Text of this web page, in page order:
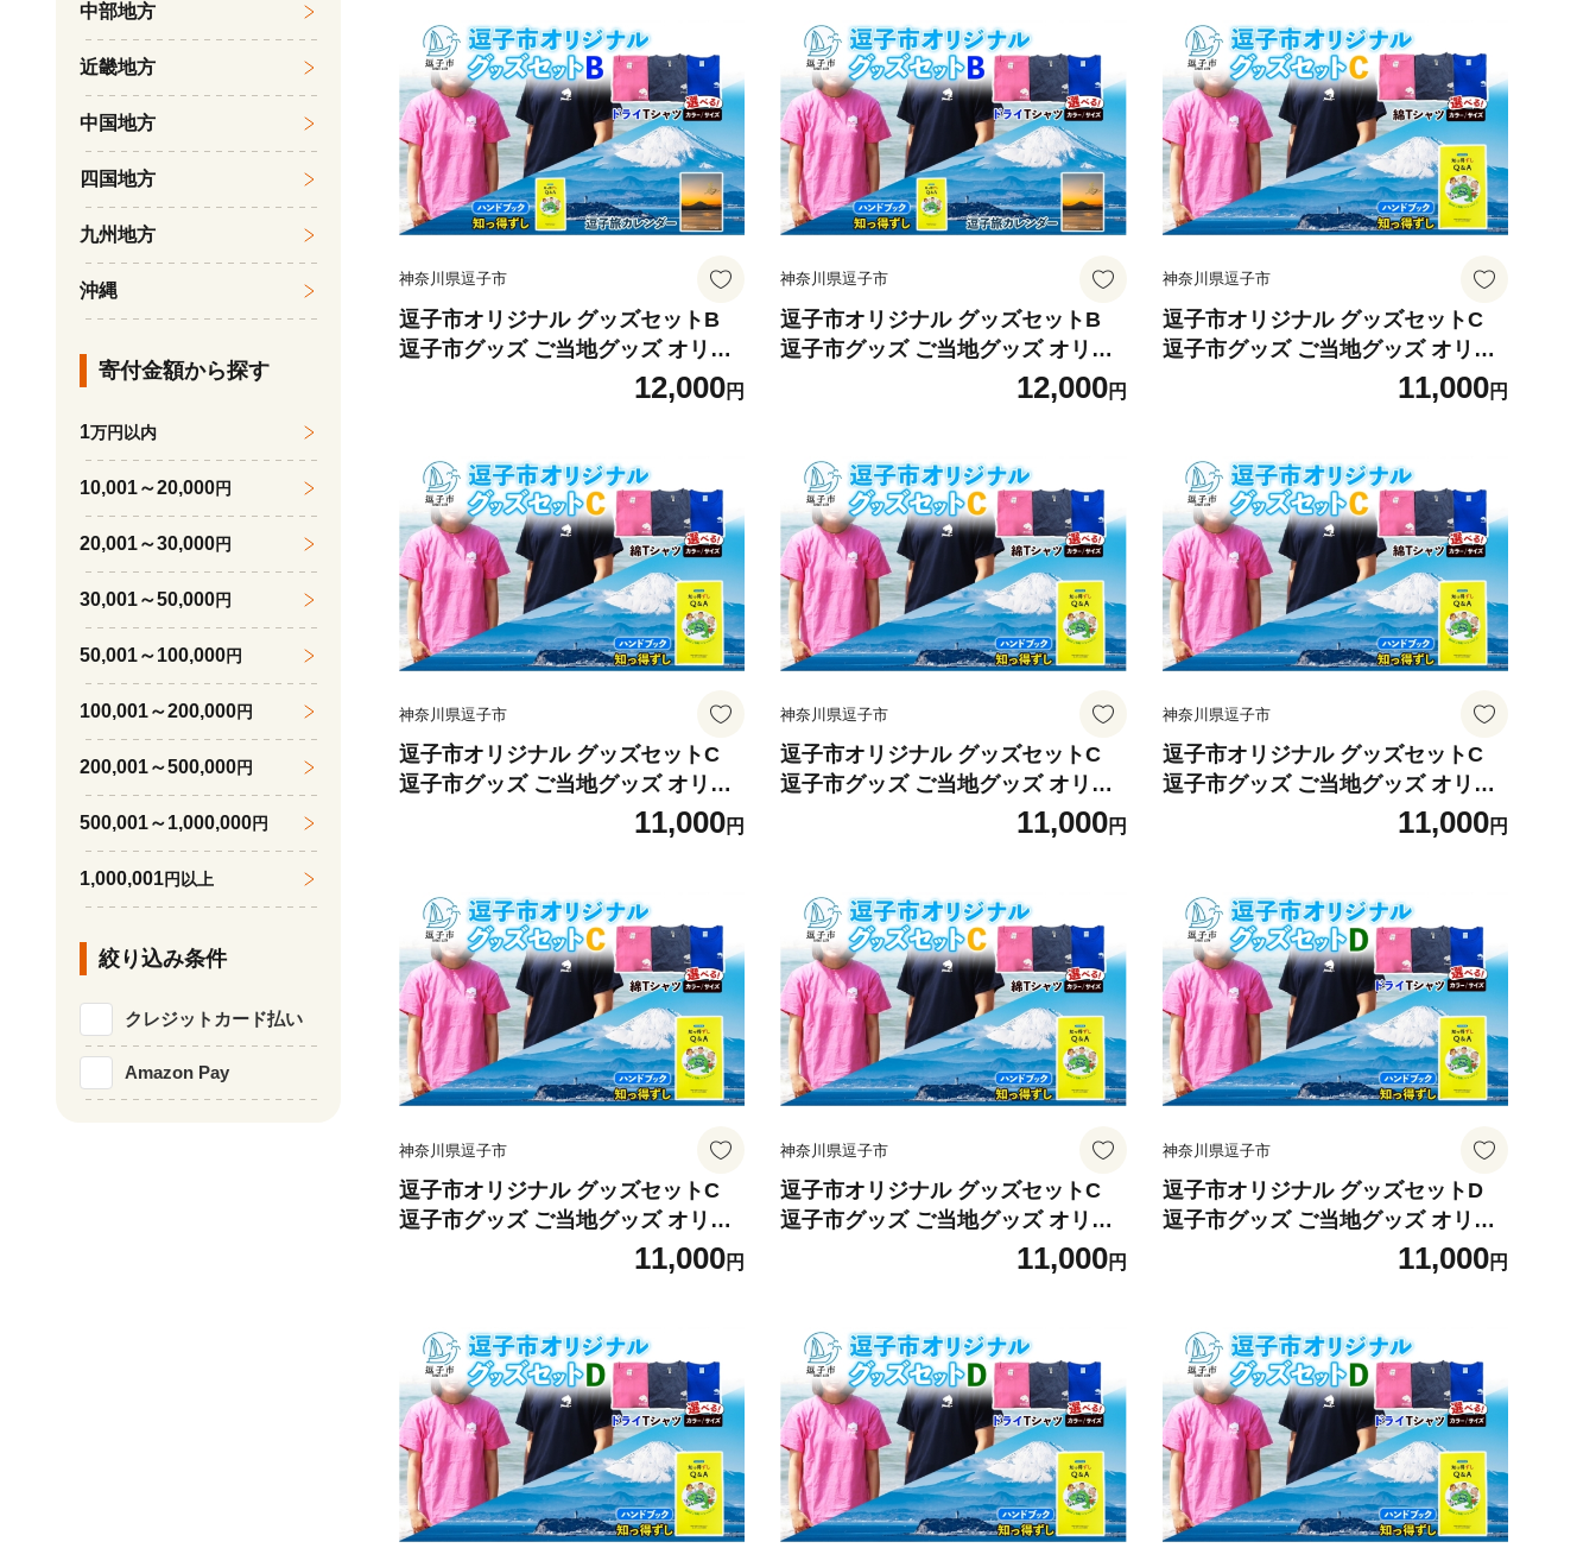
士屋牛肉店 神奈川県 逗子市 [№587
5-0851]
品 送料無料 神奈川県 逗子市 ピンク
M [№5875-7609]
品 送料無料 神奈川県 逗子市 ネイビ
ーM [№5875-7612]
神奈川県逗子市
逗子市オリジナル グッズセットB
逗子市グッズ ご当地グッズ オリジ
ナル商品 逗子オリジナルTシャツ ド
ライ 知っ得ずし 逗子旅カレンダー
寄せ商品 送料無料 神奈川県 逗子市
ピンクM [№5875-7615]
12,000円
神奈川県逗子市
逗子市オリジナル グッズセットB
逗子市グッズ ご当地グッズ オリジ
ナル商品 逗子オリジナルTシャツ ド
ライ 知っ得ずし 逗子旅カレンダー
寄せ商品 送料無料 神奈川県 逗子市
ネイビーM [№5875-7618]
12,000円
神奈川県逗子市
逗子市オリジナル グッズセットC
逗子市グッズ ご当地グッズ オリジ
ナル商品 逗子オリジナルTシャツ 綿
知っ得ずし Tシャツ ご当地 カレン
川県 逗子市 ピンクS [№5875-7620]
11,000円
神奈川県逗子市
逗子市オリジナル グッズセットC
逗子市グッズ ご当地グッズ オリジ
ナル商品 逗子オリジナルTシャツ 綿
知っ得ずし Tシャツ ご当地 カレン
川県 逗子市 ピンクM [№5875-762
11,000円
神奈川県逗子市
逗子市オリジナル グッズセットC
逗子市グッズ ご当地グッズ オリジ
ナル商品 逗子オリジナルTシャツ 綿
知っ得ずし Tシャツ ご当地 カレン
川県 逗子市 ピンクL [№5875-7622]
11,000円
神奈川県逗子市
逗子市オリジナル グッズセットC
逗子市グッズ ご当地グッズ オリジ
ナル商品 逗子オリジナルTシャツ 綿
知っ得ずし Tシャツ ご当地 カレン
川県 逗子市 ネイビーS [№5875-762
11,000円
神奈川県逗子市
逗子市オリジナル グッズセットC
逗子市グッズ ご当地グッズ オリジ
ナル商品 逗子オリジナルTシャツ 綿
知っ得ずし Tシャツ ご当地 カレン
川県 逗子市 ネイビーM [№5875-76
24]
11,000円
神奈川県逗子市
逗子市オリジナル グッズセットC
逗子市グッズ ご当地グッズ オリジ
ナル商品 逗子オリジナルTシャツ 綿
知っ得ずし Tシャツ ご当地 カレン
川県 逗子市 ネイビーL [№5875-762
11,000円
神奈川県逗子市
逗子市オリジナル グッズセットD
逗子市グッズ ご当地グッズ オリジ
ナル商品 逗子オリジナルTシャツ ド
ライ 知っ得ずし Tシャツ ご当地 カ
神奈川県 逗子市 ピンクS [№5875-7
626]
11,000円
中部地方
近畿地方
中国地方
四国地方
九州地方
沖縄
寄付金額から探す
1万円以内
10,001～20,000円
20,001～30,000円
30,001～50,000円
50,001～100,000円
100,001～200,000円
200,001～500,000円
500,001～1,000,000円
1,000,001円以上
絞り込み条件
クレジットカード払い
Amazon Pay